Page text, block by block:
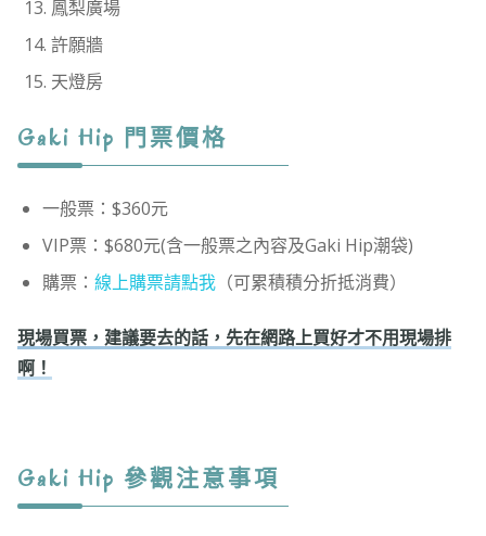
鳳梨廣場
許願牆
天燈房
Gaki Hip 門票價格
一般票：$360元
VIP票：$680元(含一般票之內容及Gaki Hip潮袋)
購票： 線上購票請點我（可累積積分折抵消費）
現場買票，建議要去的話，先在網路上買好才不用現場排
啊！
Gaki Hip 參觀注意事項